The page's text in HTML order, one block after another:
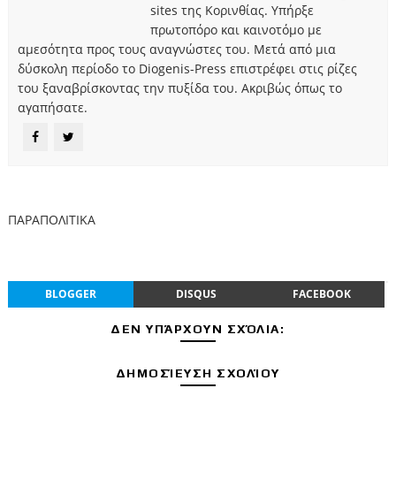
sites της Κορινθίας. Υπήρξε
πρωτοπόρο και καινοτόμο με
αμεσότητα προς τους αναγνώστες του. Μετά από μια
δύσκολη περίοδο το Diogenis-Press επιστρέφει στις ρίζες
του ξαναβρίσκοντας την πυξίδα του. Ακριβώς όπως το
αγαπήσατε.
ΠΑΡΑΠΟΛΙΤΙΚΑ
BLOGGER DISQUS FACEBOOK
ΔΕΝ ΥΠΆΡΧΟΥΝ ΣΧΌΛΙΑ:
ΔΗΜΟΣΊΕΥΣΗ ΣΧΟΛΊΟΥ